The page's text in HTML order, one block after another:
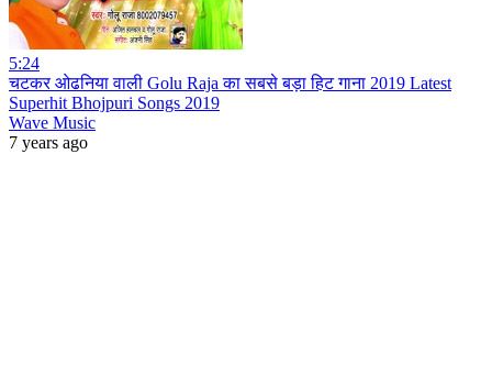
5:24
चटकर ओढनिया वाली Golu Raja का सबसे बड़ा हिट गाना 2019 Latest
Superhit Bhojpuri Songs 2019
Wave Music
7 years ago